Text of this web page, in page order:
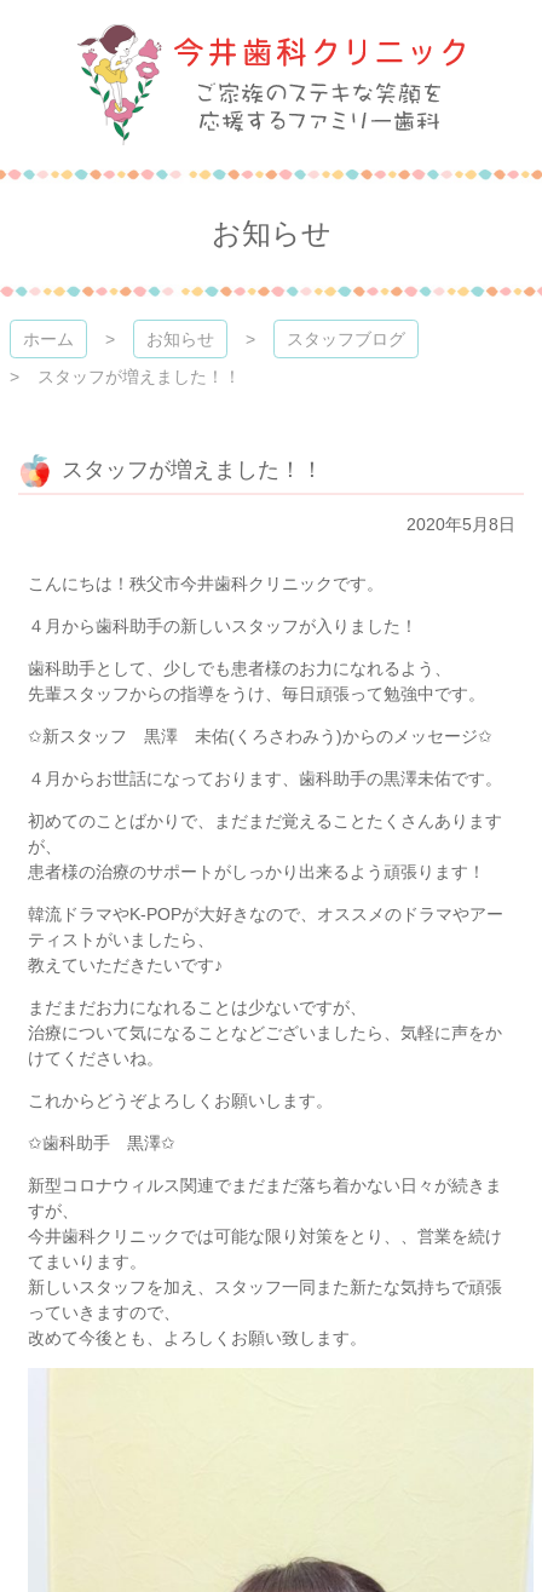
プ
今井歯科クリニック
お知らせ
ホーム お知らせ
スタッフブログ
スタッフが増えました！！
スタッフが増えました！！
2020年5月8日
こんにちは！秩父市今井歯科クリニックです。
４月から歯科助手の新しいスタッフが入りました！
歯科助手として、少しでも患者様のお力になれるよう、
先輩スタッフからの指導をうけ、毎日頑張って勉強中です。
✩新スタッフ 黒澤 未佑(くろさわみう)からのメッセージ✩
４月からお世話になっております、歯科助手の黒澤未佑です。
初めてのことばかりで、まだまだ覚えることたくさんあります
が、
患者様の治療のサポートがしっかり出来るよう頑張ります！
韓流ドラマやK-POPが大好きなので、オススメのドラマやアー
ティストがいましたら、
教えていただきたいです♪
まだまだお力になれることは少ないですが、
治療について気になることなどございましたら、気軽に声をか
けてくださいね。
これからどうぞよろしくお願いします。
✩歯科助手 黒澤✩
新型コロナウィルス関連でまだまだ落ち着かない日々が続きま
すが、
今井歯科クリニックでは可能な限り対策をとり、、営業を続け
てまいります。
新しいスタッフを加え、スタッフ一同また新たな気持ちで頑張
っていきますので、
改めて今後とも、よろしくお願い致します。